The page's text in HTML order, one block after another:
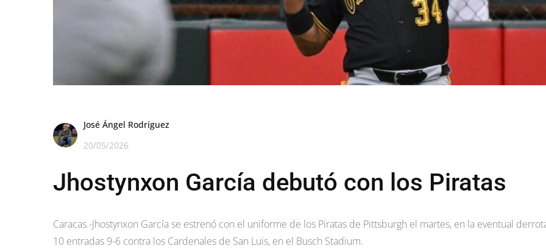
José Ángel Rodríguez
20/05/2026
Jhostynxon García debutó con los Piratas
Caracas.-Jhostynxon García se estrenó con el uniforme de los Piratas de Pittsburgh el martes, en la eventual
10 entradas 9-6 contra los Cardenales de San Luis, en el Busch Stadium.